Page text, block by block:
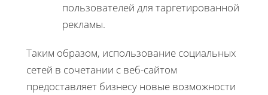
пользователей для таргетированной
рекламы.
Таким образом, использование социальных
сетей в сочетании с веб-сайтом
предоставляет бизнесу новые возможности